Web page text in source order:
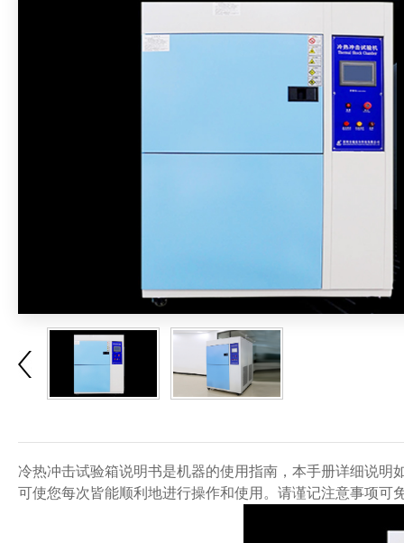
冷热冲击试验箱说明书是机器的使用指南，本手册详细说
可使您每次皆能顺利地进行操作和使用。请谨记注意事项